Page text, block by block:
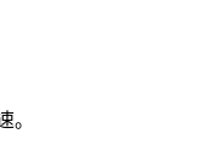
。